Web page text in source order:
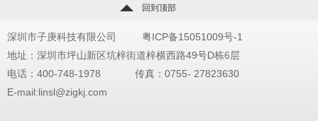
回到顶部
深圳市子庚科技有限公司 粤ICP备15051009号-1
地址：深圳市坪山新区坑梓街道梓横西路49号D栋6层
电话：400-748-1978 传真：0755- 27823630
E-mail:linsl@zigkj.com